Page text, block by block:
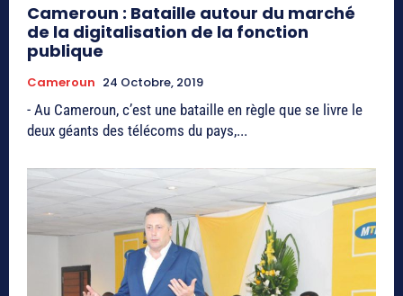
Cameroun : Bataille autour du marché
de la digitalisation de la fonction
publique
Cameroun 24 Octobre, 2019
- Au Cameroun, c’est une bataille en règle que se livre le
deux géants des télécoms du pays,...